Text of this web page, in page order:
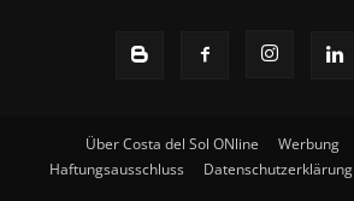
Über Costa del Sol ONline Werbung
Haftungsausschluss
Datenschutzerklärung